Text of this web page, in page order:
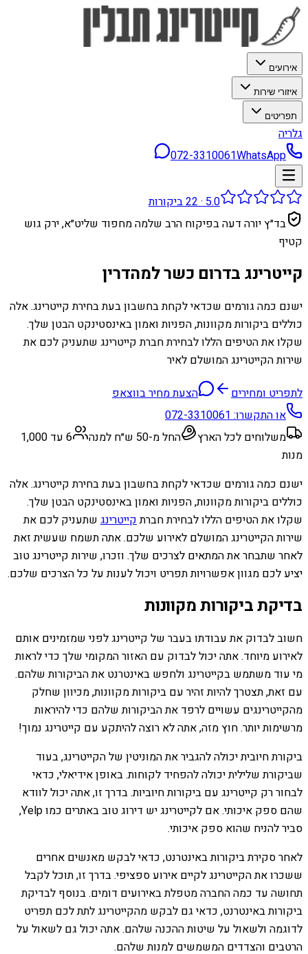
אירועים
איזורי שירות
תפריטים
גלריה
072-3310061WhatsApp
5.0
·
22ביקורות
בד״ץ יורה דעה בפיקוח הרב שלמה מחפוד שליט״א, ירק גוש
קטיף
קייטרינג בדרום כשר למהדרין
ישנם כמה גורמים שכדאי לקחת בחשבון בעת ​​בחירת קייטרינג. אלה
כוללים ביקורות מקוונות, הפניות ואמון באינסטינקט הבטן שלך.
שקלו את הטיפים הללו לבחירת חברת קייטרינג שתעניק לכם את
שירות הקייטרינג המושלם לאיר
לתפריט ומחירים
הצעת מחיר בווצאפ
או התקשרו:072-3310061
משלוחים לכל הארץ
החל מ-50 ש״ח למנה
6 עד 1,000
מנות
ישנם כמה גורמים שכדאי לקחת בחשבון בעת ​​בחירת קייטרינג. אלה
כוללים ביקורות מקוונות, הפניות ואמון באינסטינקט הבטן שלך.
שקלו את הטיפים הללו לבחירת חברתקייטרינג שתעניק לכם את
שירות הקייטרינג המושלם לאירוע שלכם. אתה תשמח שעשית זאת
לאחר שתבחר את המתאים לצרכים שלך. וזכרו, שירות קייטרינג טוב
יציע לכם מגוון אפשרויות תפריט ויכול לענות על כל הצרכים שלכם.
בדיקת ביקורות מקוונות
חשוב לבדוק את עבודתו בעבר של קייטרינג לפני שמזמינים אותם
לאירוע מיוחד. אתה יכול לבדוק עם האזור המקומי שלך כדי לראות
מי עוד משתמש בקייטרינג ולחפש באינטרנט את הביקורות שלהם.
עם זאת, תצטרך להיות זהיר עם ביקורות מקוונות, מכיוון שחלק
מהקייטרינגים עשויים לרפד את הביקורות שלהם כדי להיראות
מרשימות יותר. חוץ מזה, אתה לא רוצה להיתקע עם קייטרינג נמוך!
ביקורת חיובית יכולה להגביר את המוניטין של הקייטרינג, בעוד
שביקורת שלילית יכולה להפחיד לקוחות. באופן אידיאלי, כדאי
לבחור רק קייטרינג עם ביקורות חיוביות. בדרך זו, אתה יכול לוודא
שהם ספק איכותי. אם לקייטרינג יש דירוג טוב באתרים כמו Yelp,
סביר להניח שהוא ספק איכותי.
לאחר סקירת ביקורות באינטרנט, כדאי לבקש מאנשים אחרים
ששכרו את הקייטרינג לקיים אירוע ספציפי. בדרך זו, תוכל לקבל
תחושה עד כמה החברה מטפלת באירועים דומים. בנוסף לבדיקת
ביקורות באינטרנט, כדאי גם לבקש מהקייטרינג לתת לכם תפריט
לדוגמה ולשאול על שיטות ההכנה שלהם. אתה יכול גם לשאול על
הרטבים והצדדים המשמשים למנות שלהם.